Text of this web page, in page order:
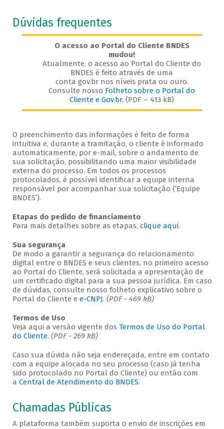
Dúvidas frequentes
O acesso ao Portal do Cliente BNDES
mudou!
Atualmente, o acesso ao Portal do Cliente do
BNDES é feito através de uma
conta gov.br nos níveis prata ou ouro.
Consulte nosso Folheto sobre o Portal do
Cliente e Gov.br. (PDF – 413 kB)
O preenchimento das informações é feito de forma
intuitiva e, durante a tramitação, o cliente é informado
automaticamente, por e-mail, sobre o andamento de
sua solicitação, possibilitando uma maior visibilidade
externa do processo. Em todos os processos
protocolados, é possível identificar a equipe interna
responsável por acompanhar sua solicitação (‘Equipe
BNDES’).
Etapas do pedido de financiamento
Para mais detalhes sobre as etapas, clique aqui.
Sua segurança
De modo a garantir a segurança do relacionamento
digital entre o BNDES e seus clientes, no primeiro acesso
ao Portal do Cliente, será solicitada a apresentação de
um certificado digital para a sua pessoa jurídica. Em caso
de dúvidas, consulte nosso folheto explicativo sobre o
Portal do Cliente e e-CNPJ. (PDF - 469 kB)
Termos de Uso
Veja aqui a versão vigente dos Termos de Uso do Portal
do Cliente. (PDF - 269 kB)
Caso sua dúvida não seja endereçada, entre em contato
com a equipe alocada no seu processo (caso já tenha
sido protocolado no Portal do Cliente) ou então com
a Central de Atendimento do BNDES.
Chamadas Públicas
A plataforma também suporta o envio de inscrições em